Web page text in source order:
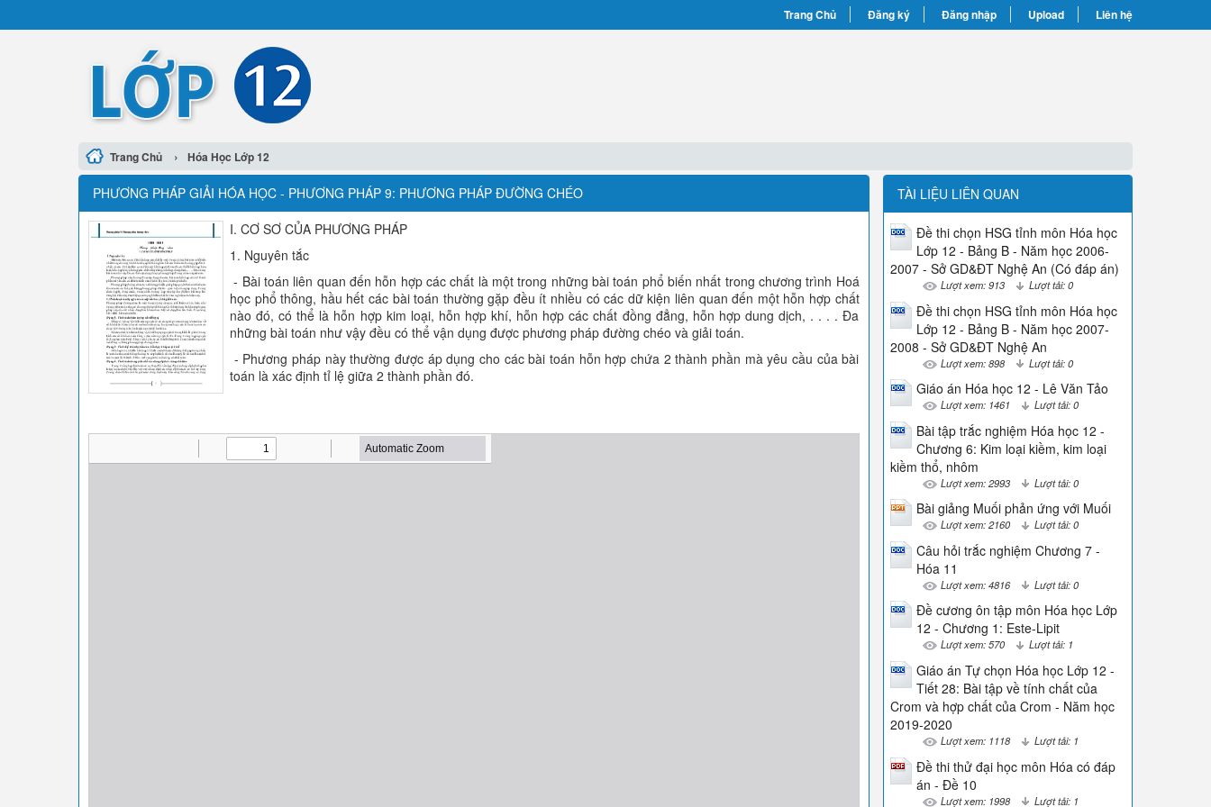
Trang Chủ Đăng ký Đăng nhập Upload Liên hệ
Trang Chủ › Hóa Học Lớp 12
PHƯƠNG PHÁP GIẢI HÓA HỌC - PHƯƠNG PHÁP 9: PHƯƠNG PHÁP ĐƯỜNG CHÉO
I. CƠ SƠ CỦA PHƯƠNG PHÁP
1. Nguyên tắc
- Bài toán liên quan đến hỗn hợp các chất là một trong những bài toán phổ biến nhất trong chương trình Hoá
học phổ thông, hầu hết các bài toán thường gặp đều ít nhiều có các dữ kiện liên quan đến một hỗn hợp chất
nào đó, có thể là hỗn hợp kim loại, hỗn hợp khí, hỗn hợp các chất đồng đẳng, hỗn hợp dung dịch, . . . . Đa
những bài toán như vậy đều có thể vận dụng được phương pháp đường chéo và giải toán.
- Phương pháp này thường được áp dụng cho các bài toán hỗn hợp chứa 2 thành phần mà yêu cầu của bài
toán là xác định tỉ lệ giữa 2 thành phần đó.
TÀI LIỆU LIÊN QUAN
Đề thi chọn HSG tỉnh môn Hóa học
Lớp 12 - Bảng B - Năm học 2006-
2007 - Sở GD&ĐT Nghệ An (Có đáp án)
Lượt xem: 913 Lượt tải: 0
Đề thi chọn HSG tỉnh môn Hóa học
Lớp 12 - Bảng B - Năm học 2007-
2008 - Sở GD&ĐT Nghệ An
Lượt xem: 898 Lượt tải: 0
Giáo án Hóa học 12 - Lê Văn Tảo
Lượt xem: 1461 Lượt tải: 0
Bài tập trắc nghiệm Hóa học 12 -
Chương 6: Kim loại kiềm, kim loại
kiềm thổ, nhôm
Lượt xem: 2993 Lượt tải: 0
Bài giảng Muối phản ứng với Muối
Lượt xem: 2160 Lượt tải: 0
Câu hỏi trắc nghiệm Chương 7 -
Hóa 11
Lượt xem: 4816 Lượt tải: 0
Đề cương ôn tập môn Hóa học Lớp
12 - Chương 1: Este-Lipit
Lượt xem: 570 Lượt tải: 1
Giáo án Tự chọn Hóa học Lớp 12 -
Tiết 28: Bài tập về tính chất của
Crom và hợp chất của Crom - Năm học
2019-2020
Lượt xem: 1118 Lượt tải: 1
Đề thi thử đại học môn Hóa có đáp
án - Đề 10
Lượt xem: 1998 Lượt tải: 1